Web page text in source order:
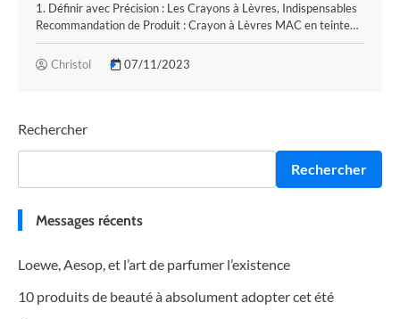
1. Définir avec Précision : Les Crayons à Lèvres, Indispensables
Recommandation de Produit : Crayon à Lèvres MAC en teinte…
Christol 07/11/2023
Rechercher
Rechercher
Messages récents
Loewe, Aesop, et l’art de parfumer l’existence
10 produits de beauté à absolument adopter cet été